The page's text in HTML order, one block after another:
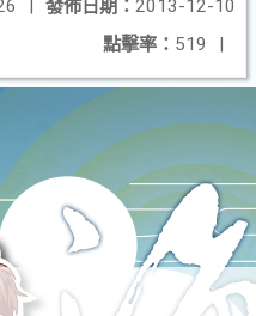
發佈日期： 2013-12-10
|
點擊率： 519 |